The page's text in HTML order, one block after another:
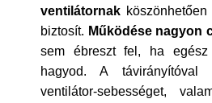
ventilátornak
biztosít. Működése nagyon
sem ébreszt fel, ha egész
hagyod. A távirányítóval
ventilátor-sebességet,